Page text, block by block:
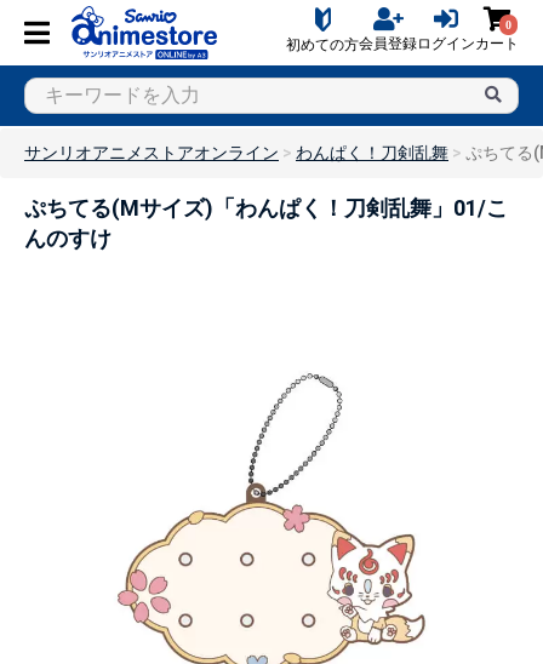
初めての方会員登録ログイン
0
カート
サンリオアニメストアオンライン わんぱく！刀剣乱舞 ぷちてる
ぷちてる(Mサイズ)「わんぱく！刀剣乱舞」01/こ
んのすけ